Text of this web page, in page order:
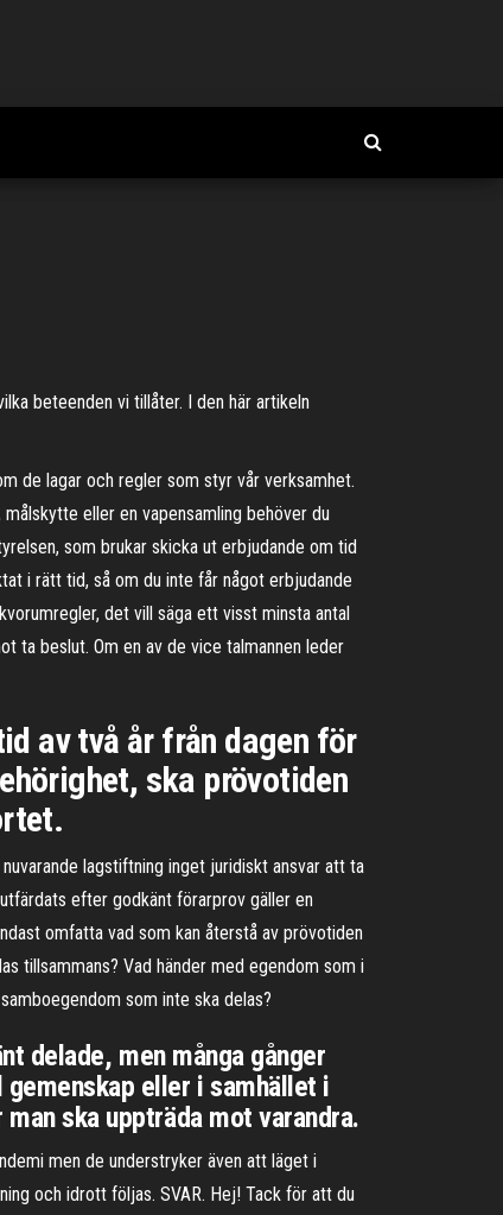
beteenden vi tillåter. I den här artikeln
de lagar och regler som styr vår verksamhet.
eller en vapensamling behöver du
som brukar skicka ut erbjudande om tid
i rätt tid, så om du inte får något erbjudande
det vill säga ett visst minsta antal
ta beslut. Om en av de vice talmannen leder
av två år från dagen för
ska prövotiden
lagstiftning inget juridiskt ansvar att ta
efter godkänt förarprov gäller en
omfatta vad som kan återstå av prövotiden
tillsammans? Vad händer med egendom som i
som inte ska delas?
delade, men många gånger
eller i samhället i
ska uppträda mot varandra.
men de understryker även att läget i
och idrott följas. SVAR. Hej! Tack för att du